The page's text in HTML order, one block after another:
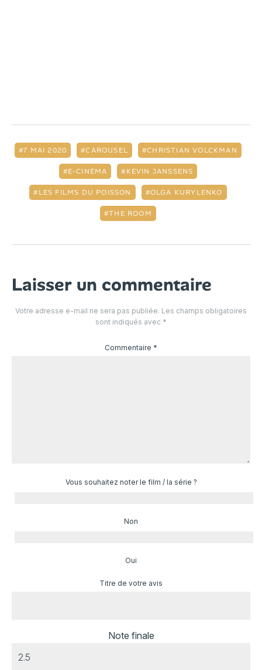
7 MAI 2020 CAROUSEL CHRISTIAN VOLCKMAN
E-CINÉMA KEVIN JANSSENS
LES FILMS DU POISSON OLGA KURYLENKO
THE ROOM
Laisser un commentaire
Votre adresse e-mail ne sera pas publiée. Les champs obligatoires
sont indiqués avec *
Commentaire *
Vous souhaitez noter le film / la série ?
Non
Oui
Titre de votre avis
Note finale